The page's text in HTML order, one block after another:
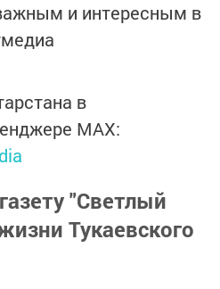
и интересным в
в
MАХ:
"Светлый
Тукаевского